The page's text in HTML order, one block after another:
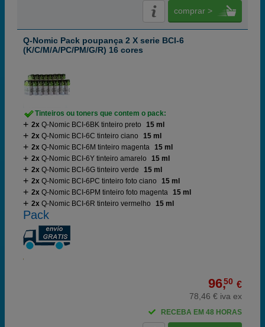
comprar >
Q-Nomic Pack poupança 2 X serie BCI-6
(K/C/M/A/PC/PM/G/R) 16 cores
Tinteiros ou toners que contem o pack:
2x Q-Nomic BCI-6BK tinteiro preto
15 ml
2x Q-Nomic BCI-6C tinteiro ciano
15 ml
2x Q-Nomic BCI-6M tinteiro magenta 15 ml
2x Q-Nomic BCI-6Y tinteiro amarelo
15 ml
2x Q-Nomic BCI-6G tinteiro verde
15 ml
2x Q-Nomic BCI-6PC tinteiro foto ciano
15 ml
2x Q-Nomic BCI-6PM tinteiro foto magenta 15 ml
2x Q-Nomic BCI-6R tinteiro vermelho 15 ml
Pack
96,50 €
78,46 € iva ex
RECEBA EM 48 HORAS